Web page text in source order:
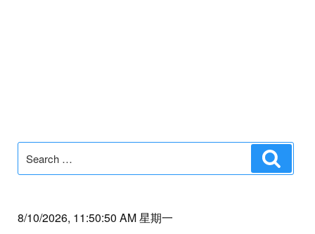
Search
for:
8/10/2026, 11:50:50 AM 星期一